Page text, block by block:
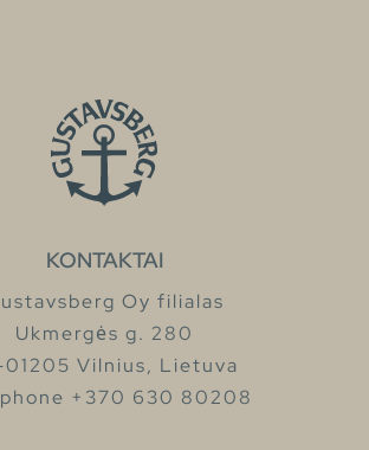
KONTAKTAI
Oy filialas
Ukmergės g. 280
01205 Vilnius, Lietuva
+370 630 80208